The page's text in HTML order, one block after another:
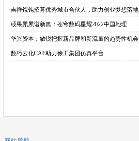
·吉祥馄饨招募优秀城市合伙人，助力创业梦想落地
·硕果累累谱新篇：苍穹数码星耀2022中国地理
·华兴资本：敏锐把握新品牌和新流量的趋势性机会
·数巧云化CAE助力徐工集团仿真平台